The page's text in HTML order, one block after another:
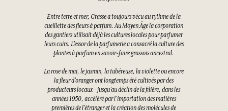
Entre terre et mer, Grasse a toujours vécu au rythme de la
cueillette des fleurs à parfum. Au Moyen Âge la corporation
des gantiers utilisait déjà les cultures locales pour parfumer
leurs cuirs. L’essor de la parfumerie a consacré la culture des
plantes à parfum en savoir-faire grassois ancestral.
La rose de mai, le jasmin, la tubéreuse, la violette ou encore
la fleur d’oranger ont longtemps été cultivés par des
producteurs locaux - jusqu’au déclin de la filière, dans les
années 1950, accéléré par l’importation des matières
premières de l’étranger et la création des molécules de